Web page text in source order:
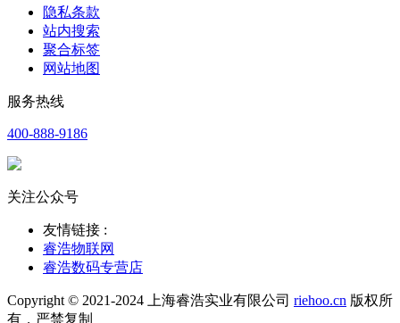
隐私条款
站内搜索
聚合标签
网站地图
服务热线
400-888-9186
关注公众号
友情链接 :
睿浩物联网
睿浩数码专营店
Copyright © 2021-2024 上海睿浩实业有限公司 riehoo.cn 版权所
有，严禁复制